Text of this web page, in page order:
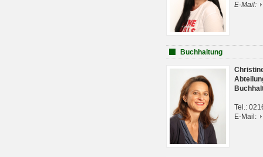
E-Mail:
Buchhaltung
Tel.:
E-Mail: